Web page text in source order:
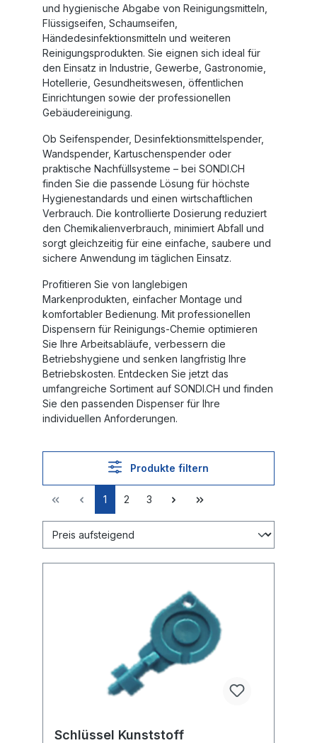
und hygienische Abgabe von Reinigungsmitteln,
Flüssigseifen, Schaumseifen,
Händedesinfektionsmitteln und weiteren
Reinigungsprodukten. Sie eignen sich ideal für
den Einsatz in Industrie, Gewerbe, Gastronomie,
Hotellerie, Gesundheitswesen, öffentlichen
Einrichtungen sowie der professionellen
Gebäudereinigung.
Ob Seifenspender, Desinfektionsmittelspender,
Wandspender, Kartuschenspender oder
praktische Nachfüllsysteme – bei SONDI.CH
finden Sie die passende Lösung für höchste
Hygienestandards und einen wirtschaftlichen
Verbrauch. Die kontrollierte Dosierung reduziert
den Chemikalienverbrauch, minimiert Abfall und
sorgt gleichzeitig für eine einfache, saubere und
sichere Anwendung im täglichen Einsatz.
Profitieren Sie von langlebigen
Markenprodukten, einfacher Montage und
komfortabler Bedienung. Mit professionellen
Dispensern für Reinigungs-Chemie optimieren
Sie Ihre Arbeitsabläufe, verbessern die
Betriebshygiene und senken langfristig Ihre
Betriebskosten. Entdecken Sie jetzt das
umfangreiche Sortiment auf SONDI.CH und finden
Sie den passenden Dispenser für Ihre
individuellen Anforderungen.
Produkte filtern
1 2 3
Schlüssel Kunststoff